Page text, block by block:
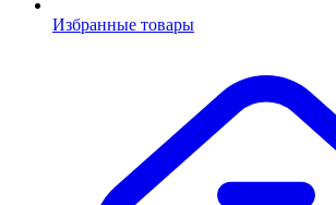
Избранные товары